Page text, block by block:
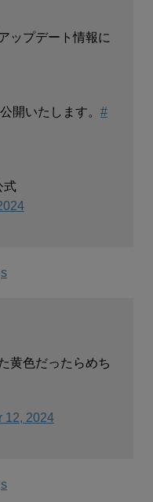
ップデート情報に
開いたします。 #
式
黄色だったらめち
12, 2024